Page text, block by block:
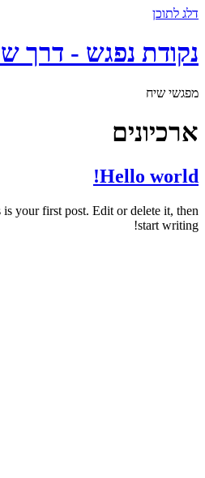
דלג לתוכן
נקודת נפגש - דרך
מפגשי שיח
ארכיונים
Hello world!
your first post. Edit or delete it, then
start writing!